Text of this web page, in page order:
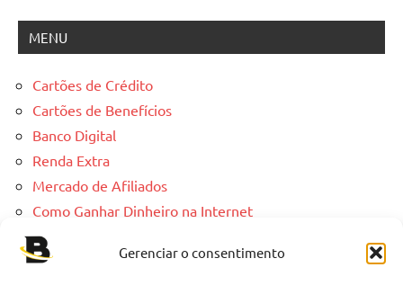
Gerenciar o consentimento
MENU
Cartões de Crédito
Cartões de Benefícios
Banco Digital
Renda Extra
Mercado de Afiliados
Como Ganhar Dinheiro na Internet
LINKS